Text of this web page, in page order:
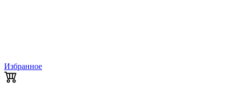
Избранное